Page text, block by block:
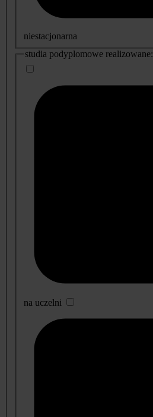
niestacjonarna
studia podyplomowe realizowane:
na uczelni